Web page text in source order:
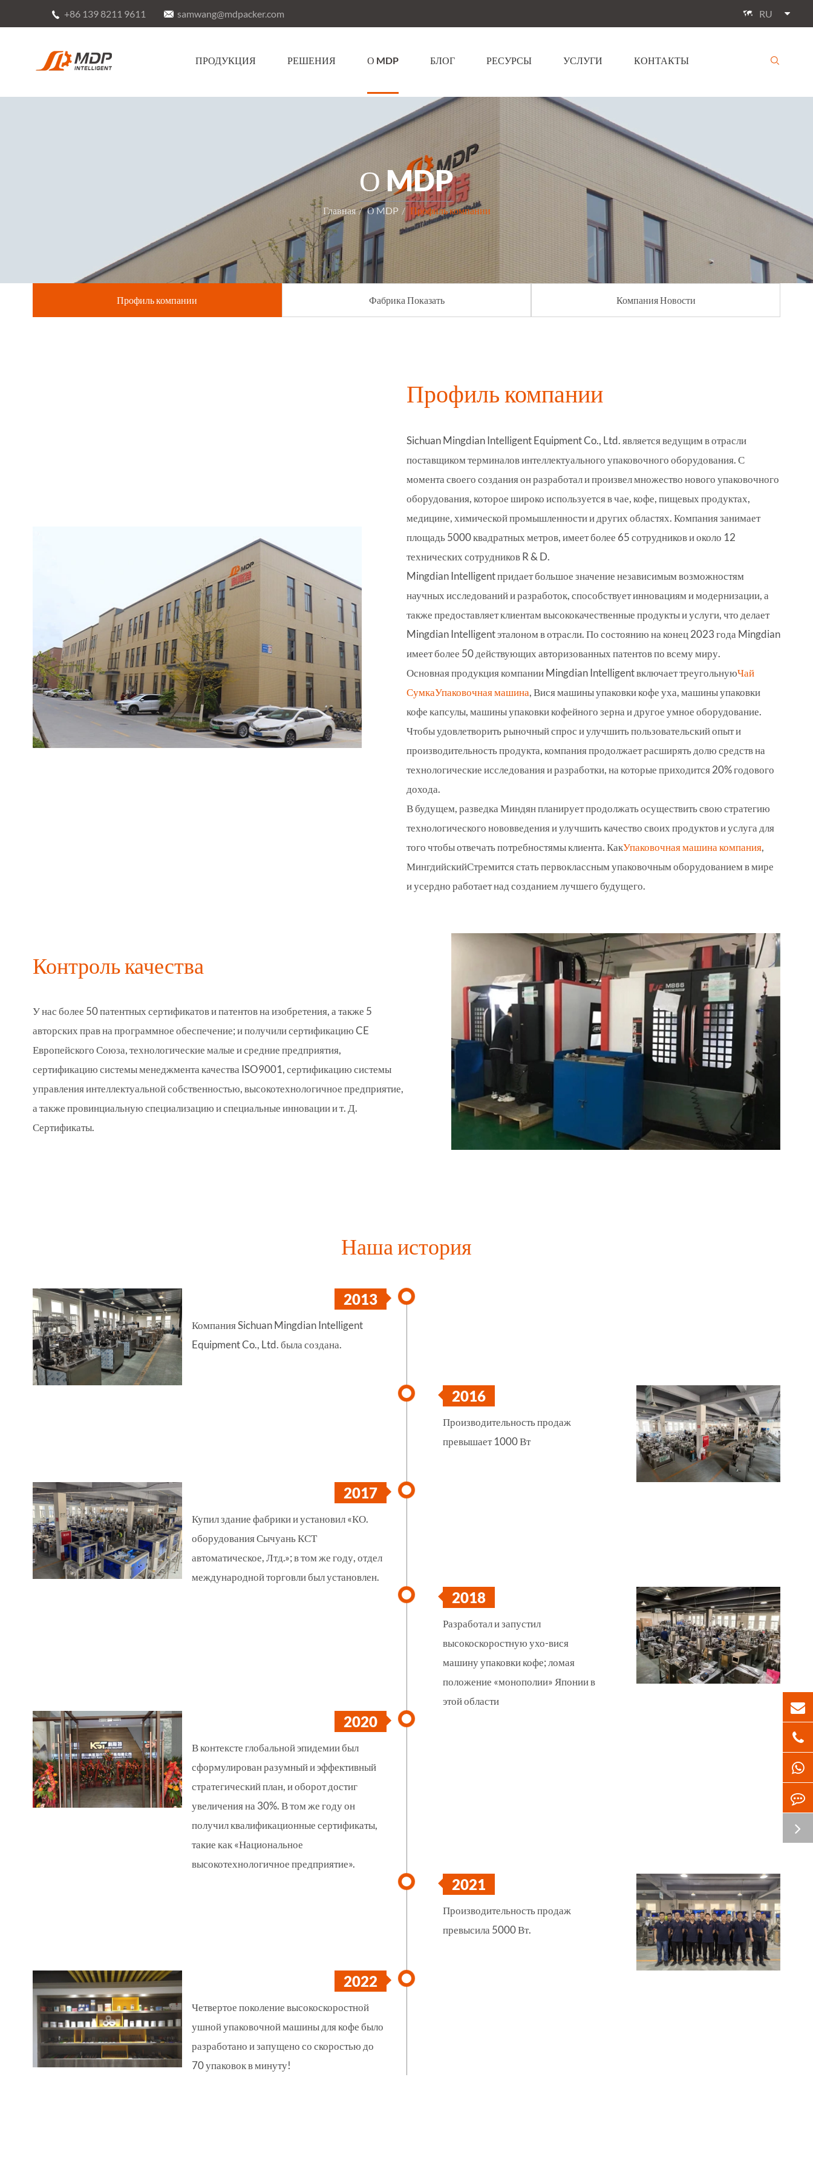
 +86 139 8211 9611  samwang@mdpacker.com  RU
ПРОДУКЦИЯ РЕШЕНИЯ О MDP БЛОГ РЕСУРСЫ УСЛУГИ КОНТАКТЫ 
О MDP
Главная О MDP Профиль компании
Профиль компании Фабрика Показать Компания Новости
Профиль компании
Sichuan Mingdian Intelligent Equipment Co., Ltd. является ведущим в отрасли
поставщиком терминалов интеллектуального упаковочного оборудования. С
момента своего создания он разработал и произвел множество нового упаковочного
оборудования, которое широко используется в чае, кофе, пищевых продуктах,
медицине, химической промышленности и других областях. Компания занимает
площадь 5000 квадратных метров, имеет более 65 сотрудников и около 12
технических сотрудников R & D.
Mingdian Intelligent придает большое значение независимым возможностям
научных исследований и разработок, способствует инновациям и модернизации, а
также предоставляет клиентам высококачественные продукты и услуги, что делает
Mingdian Intelligent эталоном в отрасли. По состоянию на конец 2023 года Mingdian
имеет более 50 действующих авторизованных патентов по всему миру.
Основная продукция компании Mingdian Intelligent включает треугольнуюЧай
СумкаУпаковочная машина, Вися машины упаковки кофе уха, машины упаковки
кофе капсулы, машины упаковки кофейного зерна и другое умное оборудование.
Чтобы удовлетворить рыночный спрос и улучшить пользовательский опыт и
производительность продукта, компания продолжает расширять долю средств на
технологические исследования и разработки, на которые приходится 20% годового
дохода.
В будущем, разведка Миндян планирует продолжать осуществить свою стратегию
технологического нововведения и улучшить качество своих продуктов и услуга для
того чтобы отвечать потребностямы клиента. КакУпаковочная машина компания,
МингдийскийСтремится стать первоклассным упаковочным оборудованием в мире
и усердно работает над созданием лучшего будущего.
Контроль качества
У нас более 50 патентных сертификатов и патентов на изобретения, а также 5
авторских прав на программное обеспечение; и получили сертификацию CE
Европейского Союза, технологические малые и средние предприятия,
сертификацию системы менеджмента качества ISO9001, сертификацию системы
управления интеллектуальной собственностью, высокотехнологичное предприятие,
а также провинциальную специализацию и специальные инновации и т. Д.
Сертификаты.
Наша история
2013
Компания Sichuan Mingdian Intelligent
Equipment Co., Ltd. была создана.
2016
Производительность продаж
превышает 1000 Вт
2017
Купил здание фабрики и установил «КО.
оборудования Сычуань КСТ
автоматическое, Лтд.»; в том же году, отдел
международной торговли был установлен.
2018
Разработал и запустил
высокоскоростную ухо-вися
машину упаковки кофе; ломая
положение «монополии» Японии в
этой области
2020
В контексте глобальной эпидемии был
сформулирован разумный и эффективный
стратегический план, и оборот достиг
увеличения на 30%. В том же году он
получил квалификационные сертификаты,
такие как «Национальное
высокотехнологичное предприятие».
2021
Производительность продаж
превысила 5000 Вт.
2022
Четвертое поколение высокоскоростной
ушной упаковочной машины для кофе было
разработано и запущено со скоростью до
70 упаковок в минуту!